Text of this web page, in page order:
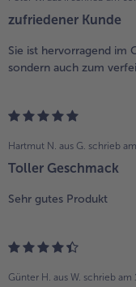
zufriedener Kunde
Sie ist hervorragend im
sondern auch zum
Hartmut N. aus G. schrieb
Toller Geschmack
Sehr gutes Produkt
Günter H. aus W. schrieb am